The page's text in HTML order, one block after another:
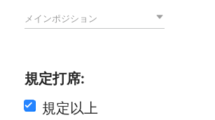
メインポジション
規定打席:
規定以上